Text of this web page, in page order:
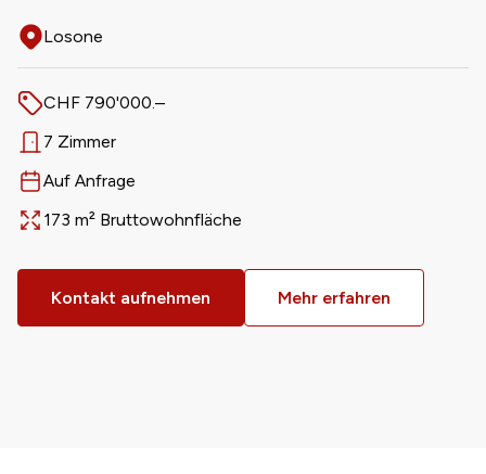
Adresse
Losone
Preis
CHF 790'000.–
Anzahl Zimmer
7 Zimmer
Verfügbar ab
Auf Anfrage
Fläche
173 m² Bruttowohnfläche
Kontakt aufnehmen Mehr erfahren